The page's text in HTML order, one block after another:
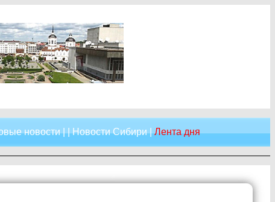
новости| |Новости Сибири|Лента дня